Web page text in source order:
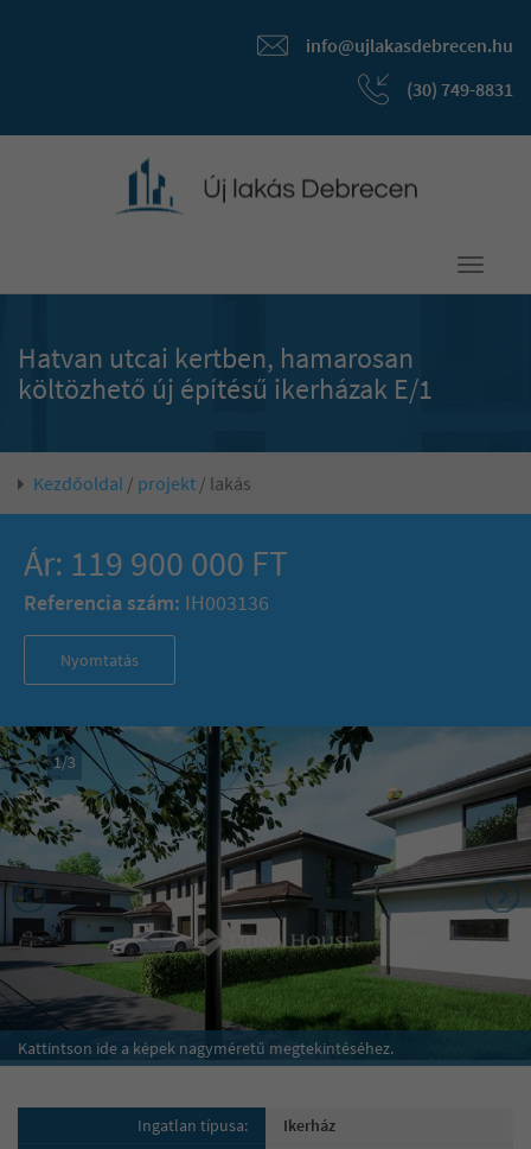
info@ujlakasdebrecen.hu
(30) 749-8831
Toggle
Hatvan utcai kertben, hamarosan
költözhető új építésű ikerházak E/1
Kezdőoldal / projekt / lakás
Ár: 119 900 000 FT
Referencia szám: IH003136
Nyomtatás
1/3
Kattintson ide a képek nagyméretű megtekintéséhez.
Ingatlan típusa:
Ikerház